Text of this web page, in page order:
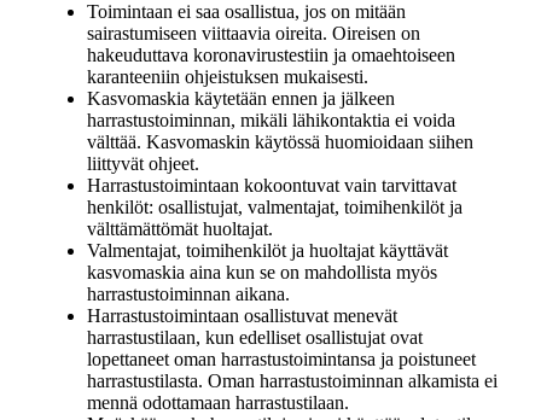
Toimintaan ei saa osallistua, jos on mitään
sairastumiseen viittaavia oireita. Oireisen on
hakeuduttava koronavirustestiin ja omaehtoiseen
karanteeniin ohjeistuksen mukaisesti.
Kasvomaskia käytetään ennen ja jälkeen
harrastustoiminnan, mikäli lähikontaktia ei voida
välttää. Kasvomaskin käytössä huomioidaan siihen
liittyvät ohjeet.
Harrastustoimintaan kokoontuvat vain tarvittavat
henkilöt: osallistujat, valmentajat, toimihenkilöt ja
välttämättömät huoltajat.
Valmentajat, toimihenkilöt ja huoltajat käyttävät
kasvomaskia aina kun se on mahdollista myös
harrastustoiminnan aikana.
Harrastustoimintaan osallistuvat menevät
harrastustilaan, kun edelliset osallistujat ovat
lopettaneet oman harrastustoimintansa ja poistuneet
harrastustilasta. Oman harrastustoiminnan alkamista ei
mennä odottamaan harrastustilaan.